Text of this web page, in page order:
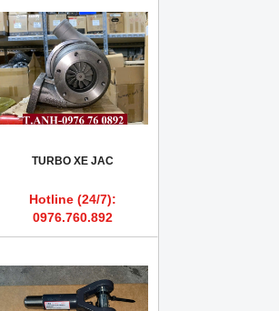
TURBO XE JAC
Hotline (24/7):
0976.760.892